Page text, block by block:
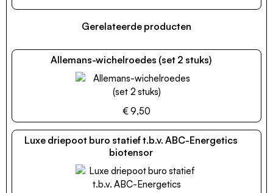
Gerelateerde producten
Allemans-wichelroedes (set 2 stuks)
€ 9,50
Luxe driepoot buro statief t.b.v. ABC-Energetics
biotensor